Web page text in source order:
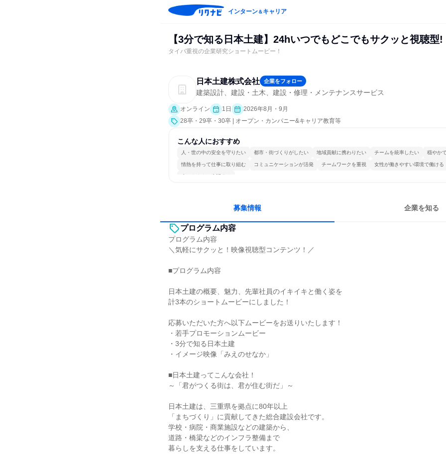
インターン＆キャリア
【3分で知る日本土建】24hいつでもどこでもサクッと視聴型!
タイパ重視の企業研究ショートムービー！
日本土建株式会社 企業をフォロー
建築設計、建設・土木、建設・修理・メンテナンスサービス
オンライン 1日
2026年8月・9月
28卒・29卒・30卒 | オープン・カンパニー&キャリア教育等
こんな人におすすめ
人・世の中の安全を守りたい 都市・街づくりがしたい 地域貢献に携わりたい チームを統率したい 穏やか
情熱を持って仕事に取り組む コミュニケーションが活発 チームワークを重視 女性が働きやすい環境で働ける
人とたくさん会話する
募集情報 企業を知る
プログラム内容
プログラム内容
＼気軽にサクッと！映像視聴型コンテンツ！／
■プログラム内容
日本土建の概要、魅力、先輩社員のイキイキと働く姿を
計3本のショートムービーにしました！
応募いただいた方へ以下ムービーをお送りいたします！
・若手プロモーションムービー
・3分で知る日本土建
・イメージ映像「みえのせなか」
■日本土建ってこんな会社！
～「君がつくる街は、君が住む街だ」～
日本土建は、三重県を拠点に80年以上
「まちづくり」に貢献してきた総合建設会社です。
学校・病院・商業施設などの建築から、
道路・橋梁などのインフラ整備まで
暮らしを支える仕事をしています。